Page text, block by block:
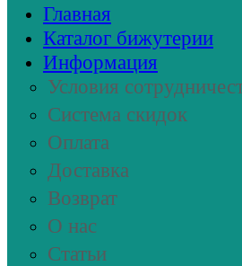
Главная
Каталог бижутерии
Информация
Условия
Система скидок
Оплата
Доставка
Возврат
О нас
Статьи